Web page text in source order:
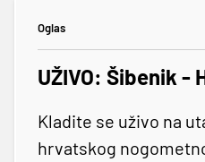
Oglas
UŽIVO: Šibenik -
Kladite se uživo na
hrvatskog